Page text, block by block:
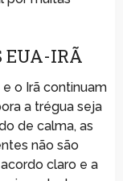
EUA-IRÃ
o Irã continuam
a trégua seja
de calma, as
não são
claro e a